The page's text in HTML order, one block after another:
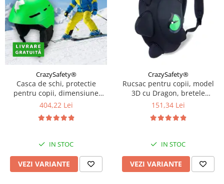
CrazySafety®
Casca de schi, protectie
pentru copii, dimensiune
reglabila 58-61cm, Diverse
404,22 Lei
IN STOC
VEZI VARIANTE
CrazySafety®
Rucsac pentru copii, model
3D cu Dragon, bretele
ajustabile, Diverse culori
151,34 Lei
IN STOC
VEZI VARIANTE